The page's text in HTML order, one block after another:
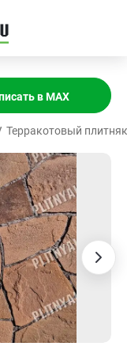
в MAX
Терракотовый